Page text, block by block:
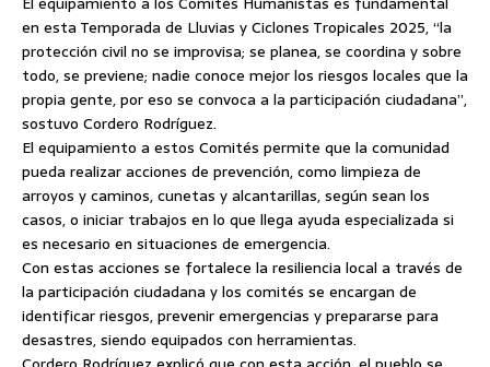
en esta Temporada de Lluvias y Ciclones Tropicales 2025, “la
protección civil no se improvisa; se planea, se coordina y sobre
todo, se previene; nadie conoce mejor los riesgos locales que la
propia gente, por eso se convoca a la participación ciudadana”,
sostuvo Cordero Rodríguez.
El equipamiento a estos Comités permite que la comunidad
pueda realizar acciones de prevención, como limpieza de
arroyos y caminos, cunetas y alcantarillas, según sean los
casos, o iniciar trabajos en lo que llega ayuda especializada si
es necesario en situaciones de emergencia.
Con estas acciones se fortalece la resiliencia local a través de
la participación ciudadana y los comités se encargan de
identificar riesgos, prevenir emergencias y prepararse para
desastres, siendo equipados con herramientas.